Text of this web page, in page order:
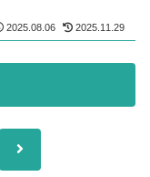
2025.08.06 2025.11.29
次